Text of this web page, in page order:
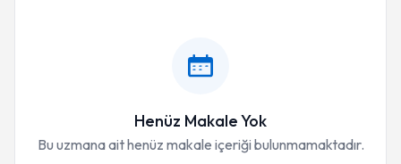
Henüz Makale Yok
Bu uzmana ait henüz makale içeriği bulunmamaktadır.